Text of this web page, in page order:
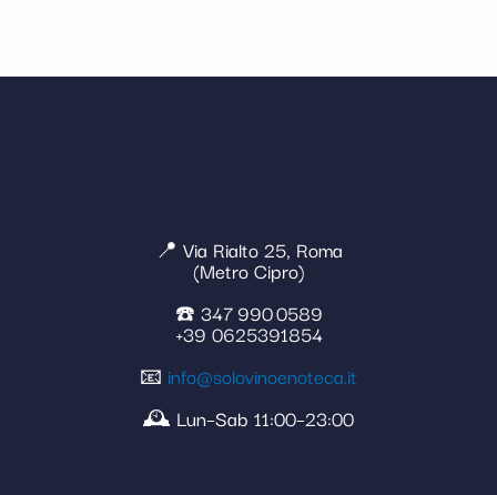
📍 Via Rialto 25, Roma
(Metro Cipro)
☎️ 347 990 0589
+39 0625391854
📧 info@solovinoenoteca.it
🕰️ Lun–Sab 11:00–23:00